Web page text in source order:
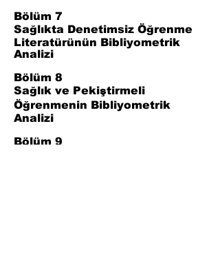
Bölüm 7
Sağlıkta Denetimsiz Öğrenme
Literatürünün Bibliyometrik
Analizi
Bölüm 8
Sağlık ve Pekiştirmeli
Öğrenmenin Bibliyometrik
Analizi
Bölüm 9